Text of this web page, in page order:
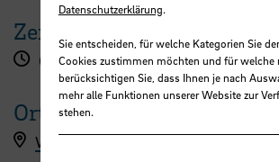
Zeit
09:30 - 17:00 Uhr
Ort
Workshopanmeldung hier
Datenschutzerklärung.
Sie entscheiden, für welche Kategorien Sie
Cookies zustimmen möchten und für welche
berücksichtigen Sie, dass Ihnen je nach
mehr alle Funktionen unserer Website zur
stehen.